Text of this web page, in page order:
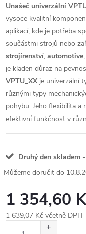
Unašeč univerzální
vysoce kvalitní
aplikací, kde je potřeba
součástmi strojů nebo
strojírenství, automotive,
je kladen důraz na
VPTU_XX je univerzální
různými typy
pohybu. Jeho flexibilita
efektivní funkčnost v
Druhý den skladem
1 354,60
1 639,07 Kč včetně DPH